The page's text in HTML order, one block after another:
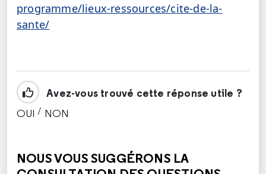
programme/lieux-ressources/cite-de-la-
sante/
Avez-vous trouvé cette réponse utile ?
OUI / NON
NOUS VOUS SUGGÉRONS LA